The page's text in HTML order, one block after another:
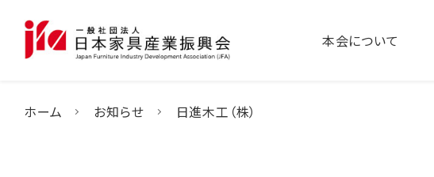
本会について
ホーム お知らせ 日進木工（株）